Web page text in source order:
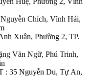
Chích, Vĩnh Hải,
Xuân, Phường 2, TP.
Văn Ngữ, Phú Trinh,
35 Nguyễn Du, Tự An,